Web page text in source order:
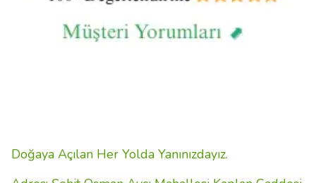
Doğaya Açılan Her Yolda Yanınızdayız.